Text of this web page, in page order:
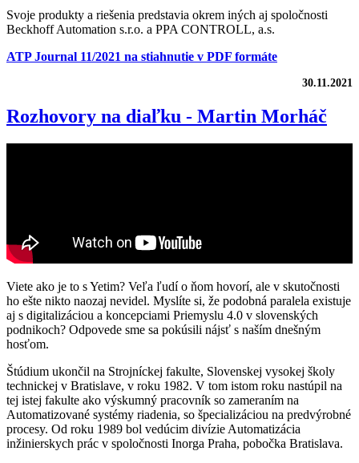
Svoje produkty a riešenia predstavia okrem iných aj spoločnosti
Beckhoff Automation s.r.o. a PPA CONTROLL, a.s.
ATP Journal 11/2021 na stiahnutie v PDF formáte
30.11.2021
Rozhovory na diaľku - Martin Morháč
Viete ako je to s Yetim? Veľa ľudí o ňom hovorí, ale v skutočnosti
ho ešte nikto naozaj nevidel. Myslíte si, že podobná paralela existuje
aj s digitalizáciou a koncepciami Priemyslu 4.0 v slovenských
podnikoch? Odpovede sme sa pokúsili nájsť s naším dnešným
hosťom.
Štúdium ukončil na Strojníckej fakulte, Slovenskej vysokej školy
technickej v Bratislave, v roku 1982. V tom istom roku nastúpil na
tej istej fakulte ako výskumný pracovník so zameraním na
Automatizované systémy riadenia, so špecializáciou na predvýrobné
procesy. Od roku 1989 bol vedúcim divízie Automatizácia
inžinierskych prác v spoločnosti Inorga Praha, pobočka Bratislava.